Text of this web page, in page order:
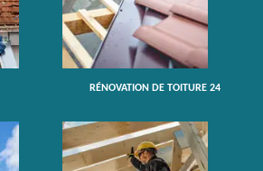
RÉNOVATION DE TOITURE 24